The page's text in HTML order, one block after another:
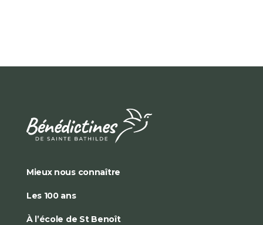
Mieux nous connaître
Les 100 ans
À l’école de St Benoît